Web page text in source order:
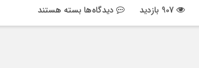
دیدگاه‌ها برای
گزارش
بسته هستند